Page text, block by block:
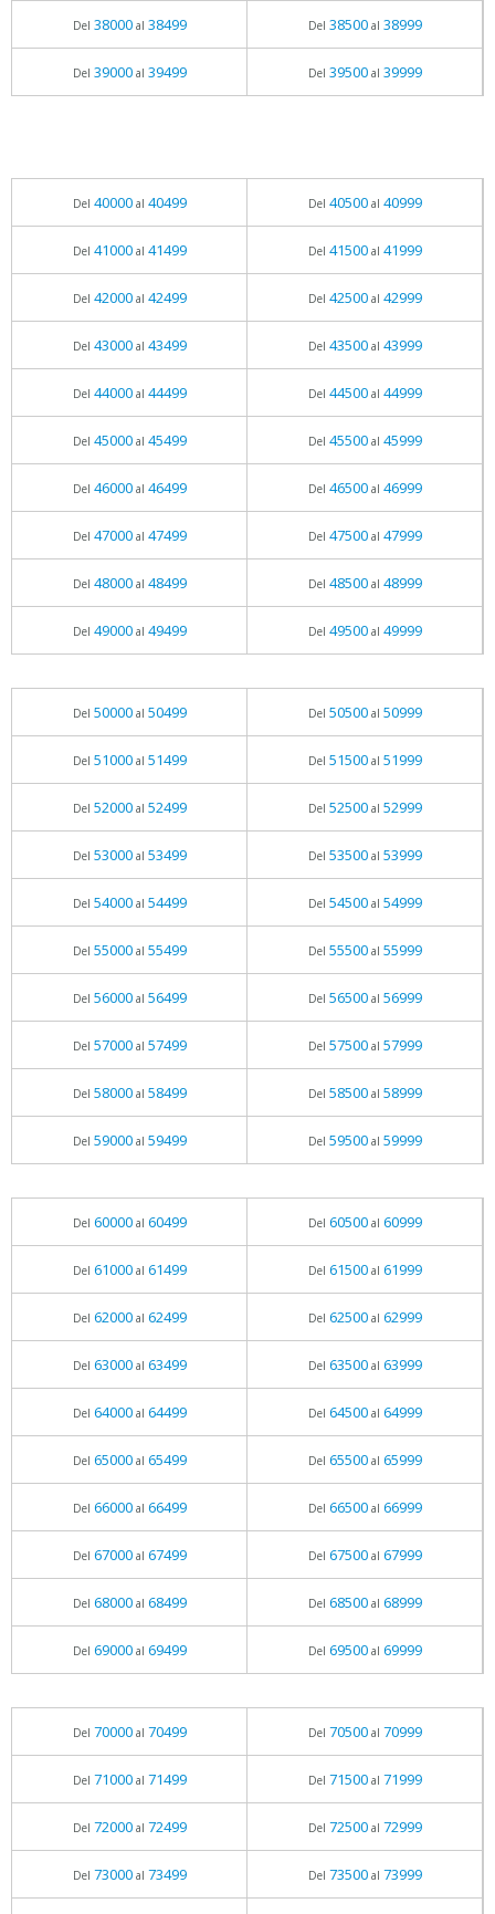
Del 38000al 38499 Del 38500al 38999
Del 39000al 39499 Del 39500al 39999
Del 40000al 40499 Del 40500al 40999
Del 41000al 41499 Del 41500al 41999
Del 42000al 42499 Del 42500al 42999
Del 43000al 43499 Del 43500al 43999
Del 44000al 44499 Del 44500al 44999
Del 45000al 45499 Del 45500al 45999
Del 46000al 46499 Del 46500al 46999
Del 47000al 47499 Del 47500al 47999
Del 48000al 48499 Del 48500al 48999
Del 49000al 49499 Del 49500al 49999
Del 50000al 50499 Del 50500al 50999
Del 51000al 51499 Del 51500al 51999
Del 52000al 52499 Del 52500al 52999
Del 53000al 53499 Del 53500al 53999
Del 54000al 54499 Del 54500al 54999
Del 55000al 55499 Del 55500al 55999
Del 56000al 56499 Del 56500al 56999
Del 57000al 57499 Del 57500al 57999
Del 58000al 58499 Del 58500al 58999
Del 59000al 59499 Del 59500al 59999
Del 60000al 60499 Del 60500al 60999
Del 61000al 61499 Del 61500al 61999
Del 62000al 62499 Del 62500al 62999
Del 63000al 63499 Del 63500al 63999
Del 64000al 64499 Del 64500al 64999
Del 65000al 65499 Del 65500al 65999
Del 66000al 66499 Del 66500al 66999
Del 67000al 67499 Del 67500al 67999
Del 68000al 68499 Del 68500al 68999
Del 69000al 69499 Del 69500al 69999
Del 70000al 70499 Del 70500al 70999
Del 71000al 71499 Del 71500al 71999
Del 72000al 72499 Del 72500al 72999
Del 73000al 73499 Del 73500al 73999